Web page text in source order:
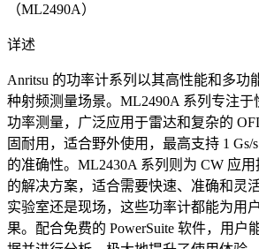
（ML2490A）
详述
Anritsu 的功率计系列以其高性能和多功
种射频测量场景。ML2490A 系列专注于
功率测量，广泛应用于雷达和复杂的
固耐用，适合野外使用，最高支持 1
的准确性。ML2430A 系列则为 CW 应
的解决方案，适合需要快速、准确和灵
实验室还是现场，这些功率计都能为用
果。配合免费的 PowerSuite 软件，用户